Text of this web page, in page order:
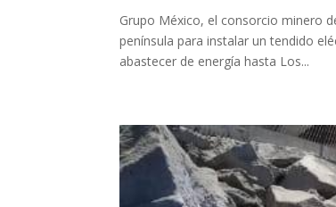
Grupo México, el consorcio minero
península para instalar un tendido
abastecer de energía hasta Los...